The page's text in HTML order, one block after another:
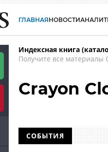
ГЛАВНАЯНОВОСТИ
Индексная книга
Получите все материалы
Crayon
СОБЫТИЯ